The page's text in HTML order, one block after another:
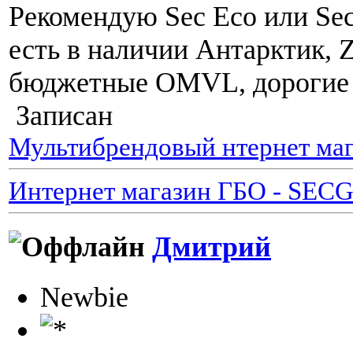
Рекомендую Sec Eco или
есть в наличии Антарктик,
бюджетные OMVL, дорогие
Записан
Мультибрендовый нтернет
Интернет магазин ГБО -
Дмитрий
Newbie